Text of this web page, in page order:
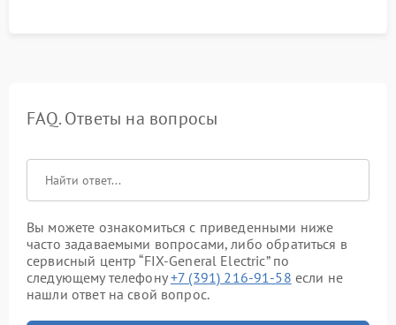
FAQ. Ответы на вопросы
Вы можете ознакомиться с приведенными ниже
часто задаваемыми вопросами, либо обратиться в
сервисный центр “FIX-General Electric” по
следующему телефону+7 (391) 216-91-58 если не
нашли ответ на свой вопрос.